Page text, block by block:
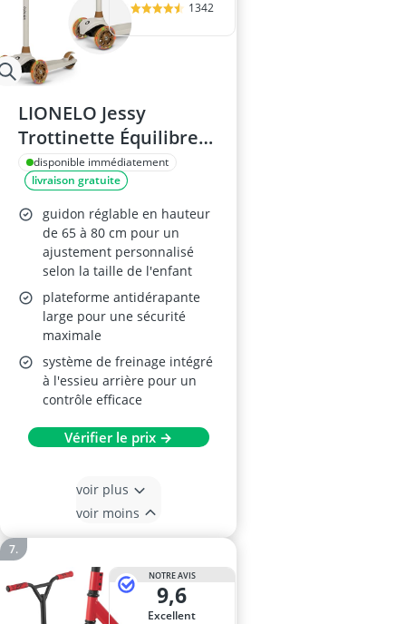
1342
LIONELO Jessy
Trottinette Équilibre
Enfants
disponible immédiatement
livraison gratuite
guidon réglable en hauteur
de 65 à 80 cm pour un
ajustement personnalisé
selon la taille de l'enfant
plateforme antidérapante
large pour une sécurité
maximale
système de freinage intégré
à l'essieu arrière pour un
contrôle efficace
Vérifier le prix →
voir plus
voir moins
NOTRE AVIS
9,6
Excellent